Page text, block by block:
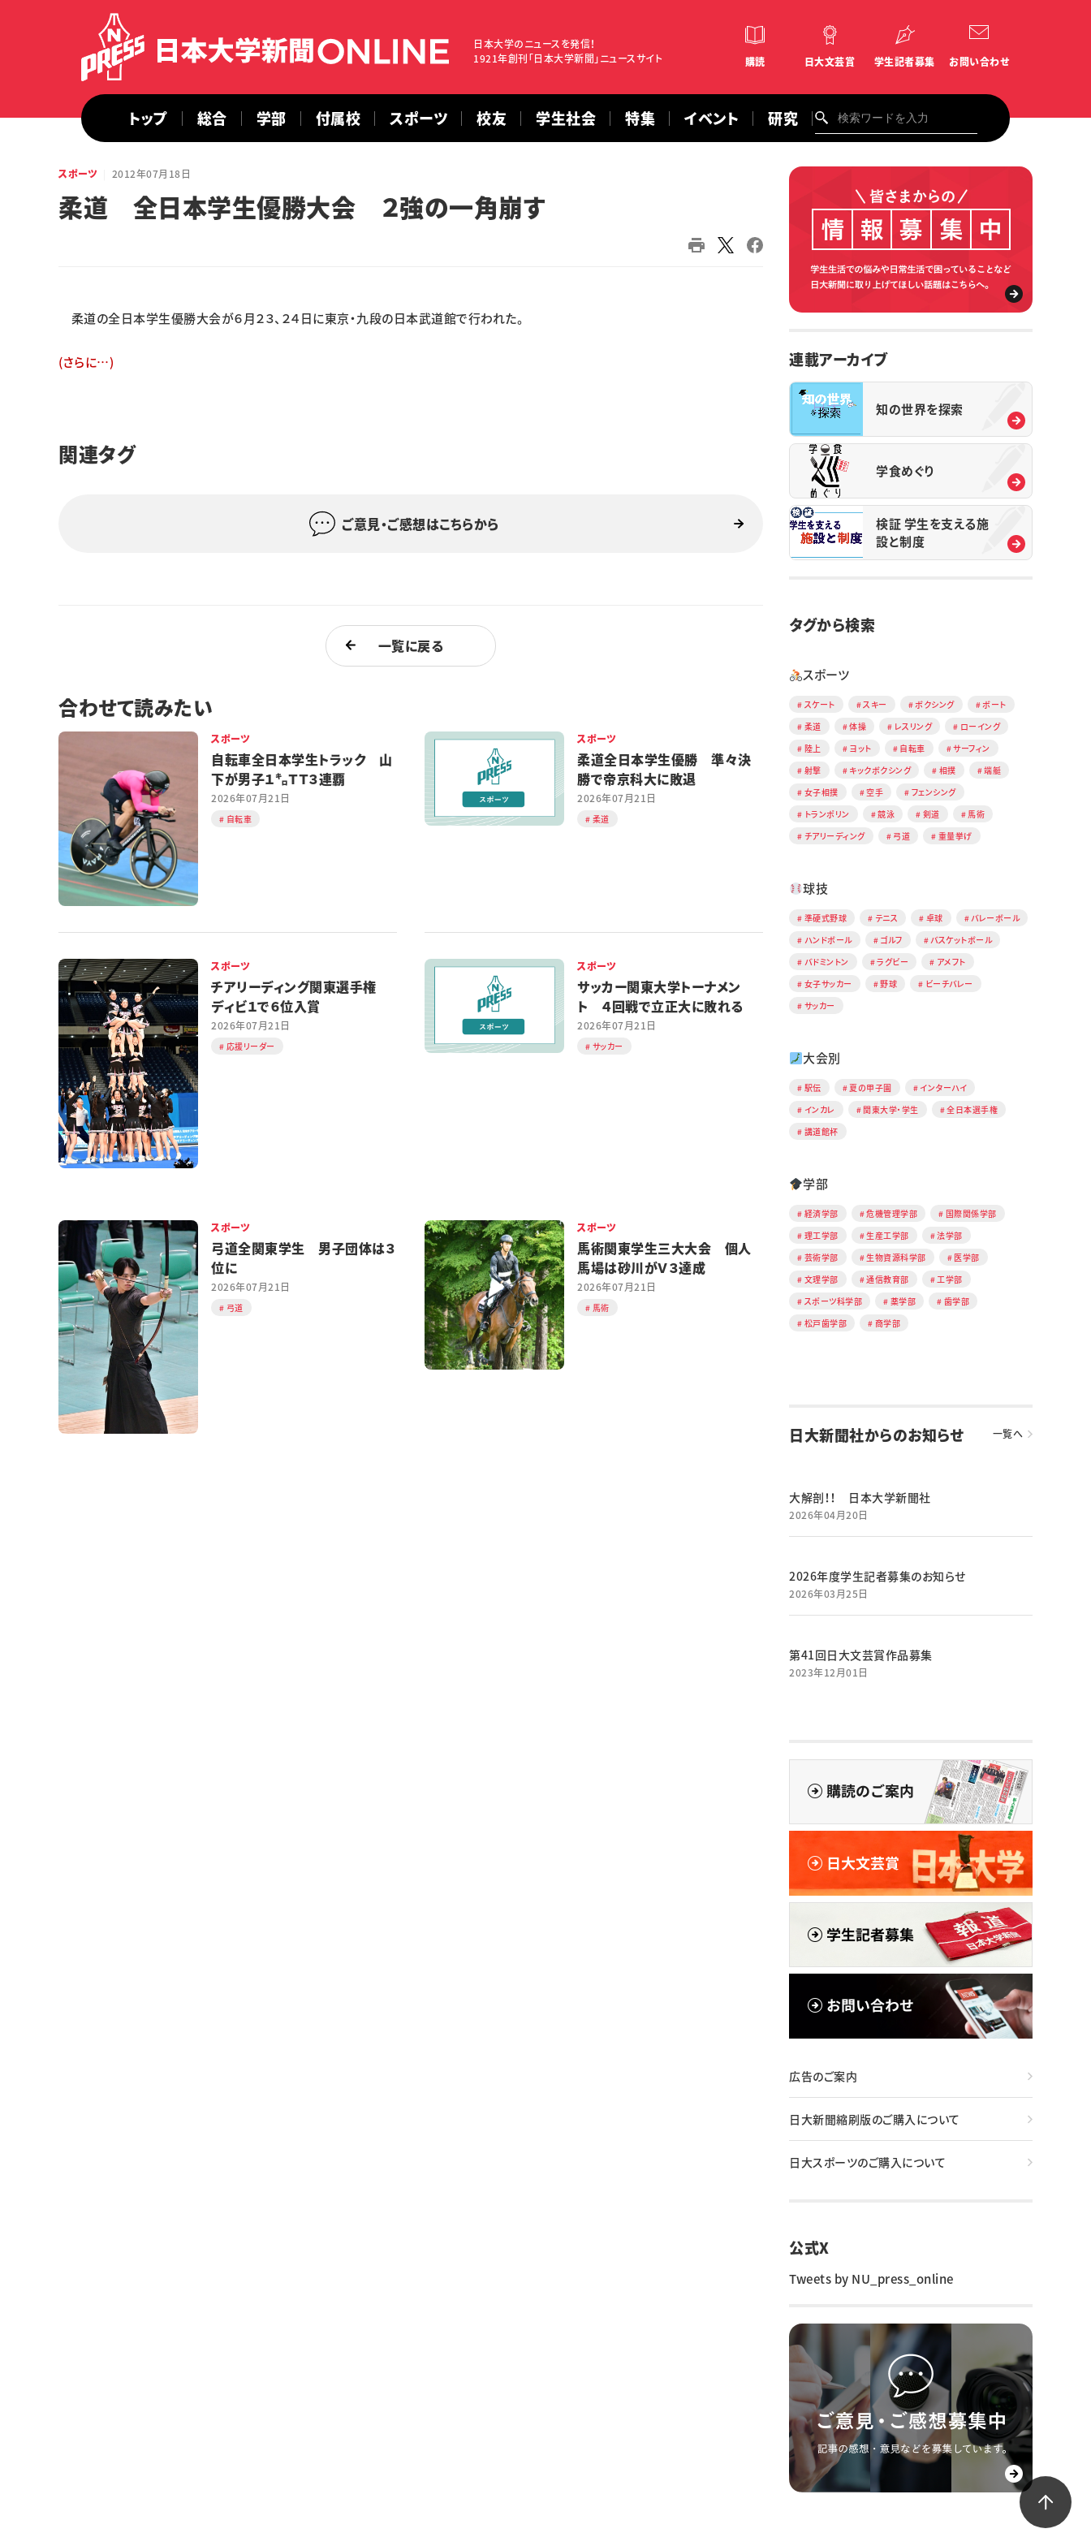
日本大学のニュースを発信！
1921年創刊「日本大学新聞」ニュースサイト
購読 日大文芸賞 学生記者募集 お問い合わせ
トップ 総合 学部 付属校 スポーツ 校友 学生社会 特集 イベント 研究
スポーツ 2012年07月18日
柔道 全日本学生優勝大会 ２強の一角崩す
柔道の全日本学生優勝大会が６月２３、２４日に東京・九段の日本武道館で行われた。
(さらに…)
関連タグ
ご意見・ご感想はこちらから
一覧に戻る
合わせて読みたい
スポーツ
自転車全日本学生トラック 山
下が男子１㌔ＴＴ３連覇
2026年07月21日
自転車
スポーツ
柔道全日本学生優勝 準々決
勝で帝京科大に敗退
2026年07月21日
柔道
スポーツ
チアリーディング関東選手権
ディビ１で６位入賞
2026年07月21日
応援リーダー
スポーツ
サッカー関東大学トーナメン
ト ４回戦で立正大に敗れる
2026年07月21日
サッカー
スポーツ
弓道全関東学生 男子団体は３
位に
2026年07月21日
弓道
スポーツ
馬術関東学生三大大会 個人
馬場は砂川がＶ３達成
2026年07月21日
馬術
連載アーカイブ
知の世界を探索
学食めぐり
検証 学生を支える施
設と制度
タグから検索
スポーツ
スケート スキー ボクシング
ボート
柔道
体操 レスリング
ローイング
陸上
ヨット 自転車
サーフィン
射撃
キックボクシング 相撲
端艇
女子相撲
空手
フェンシング
トランポリン
競泳 剣道
馬術
チアリーディング
弓道 重量挙げ
球技
準硬式野球 テニス 卓球
バレーボール
ハンドボール
ゴルフ
バスケットボール
バドミントン
ラグビー
アメフト
女子サッカー
野球
ビーチバレー
サッカー
大会別
駅伝 夏の甲子園
インターハイ
インカレ
関東大学・学生
全日本選手権
講道館杯
学部
経済学部 危機管理学部
国際関係学部
理工学部
生産工学部
法学部
芸術学部
生物資源科学部
医学部
文理学部
通信教育部
工学部
スポーツ科学部
薬学部
歯学部
松戸歯学部
商学部
日大新聞社からのお知らせ 一覧へ
大解剖！！ 日本大学新聞社
2026年04月20日
2026年度学生記者募集のお知らせ
2026年03月25日
第41回日大文芸賞作品募集
2023年12月01日
広告のご案内
日大新聞縮刷版のご購入について
日大スポーツのご購入について
公式X
Tweets by NU_press_online